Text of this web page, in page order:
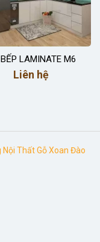
LAMINATE M6
Liên hệ
Nội Thất Gỗ Xoan Đào